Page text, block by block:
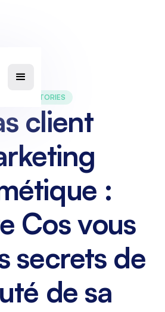
SUCCESS STORIES
client
:
Cos vous
secrets de
de sa